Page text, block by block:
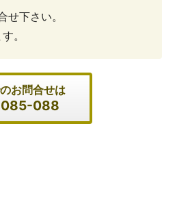
せ下さい。
。
お問合せは
088